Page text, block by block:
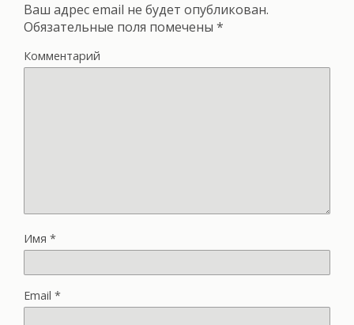
Ваш адрес email не будет опубликован.
Обязательные поля помечены *
Комментарий
Имя *
Email *